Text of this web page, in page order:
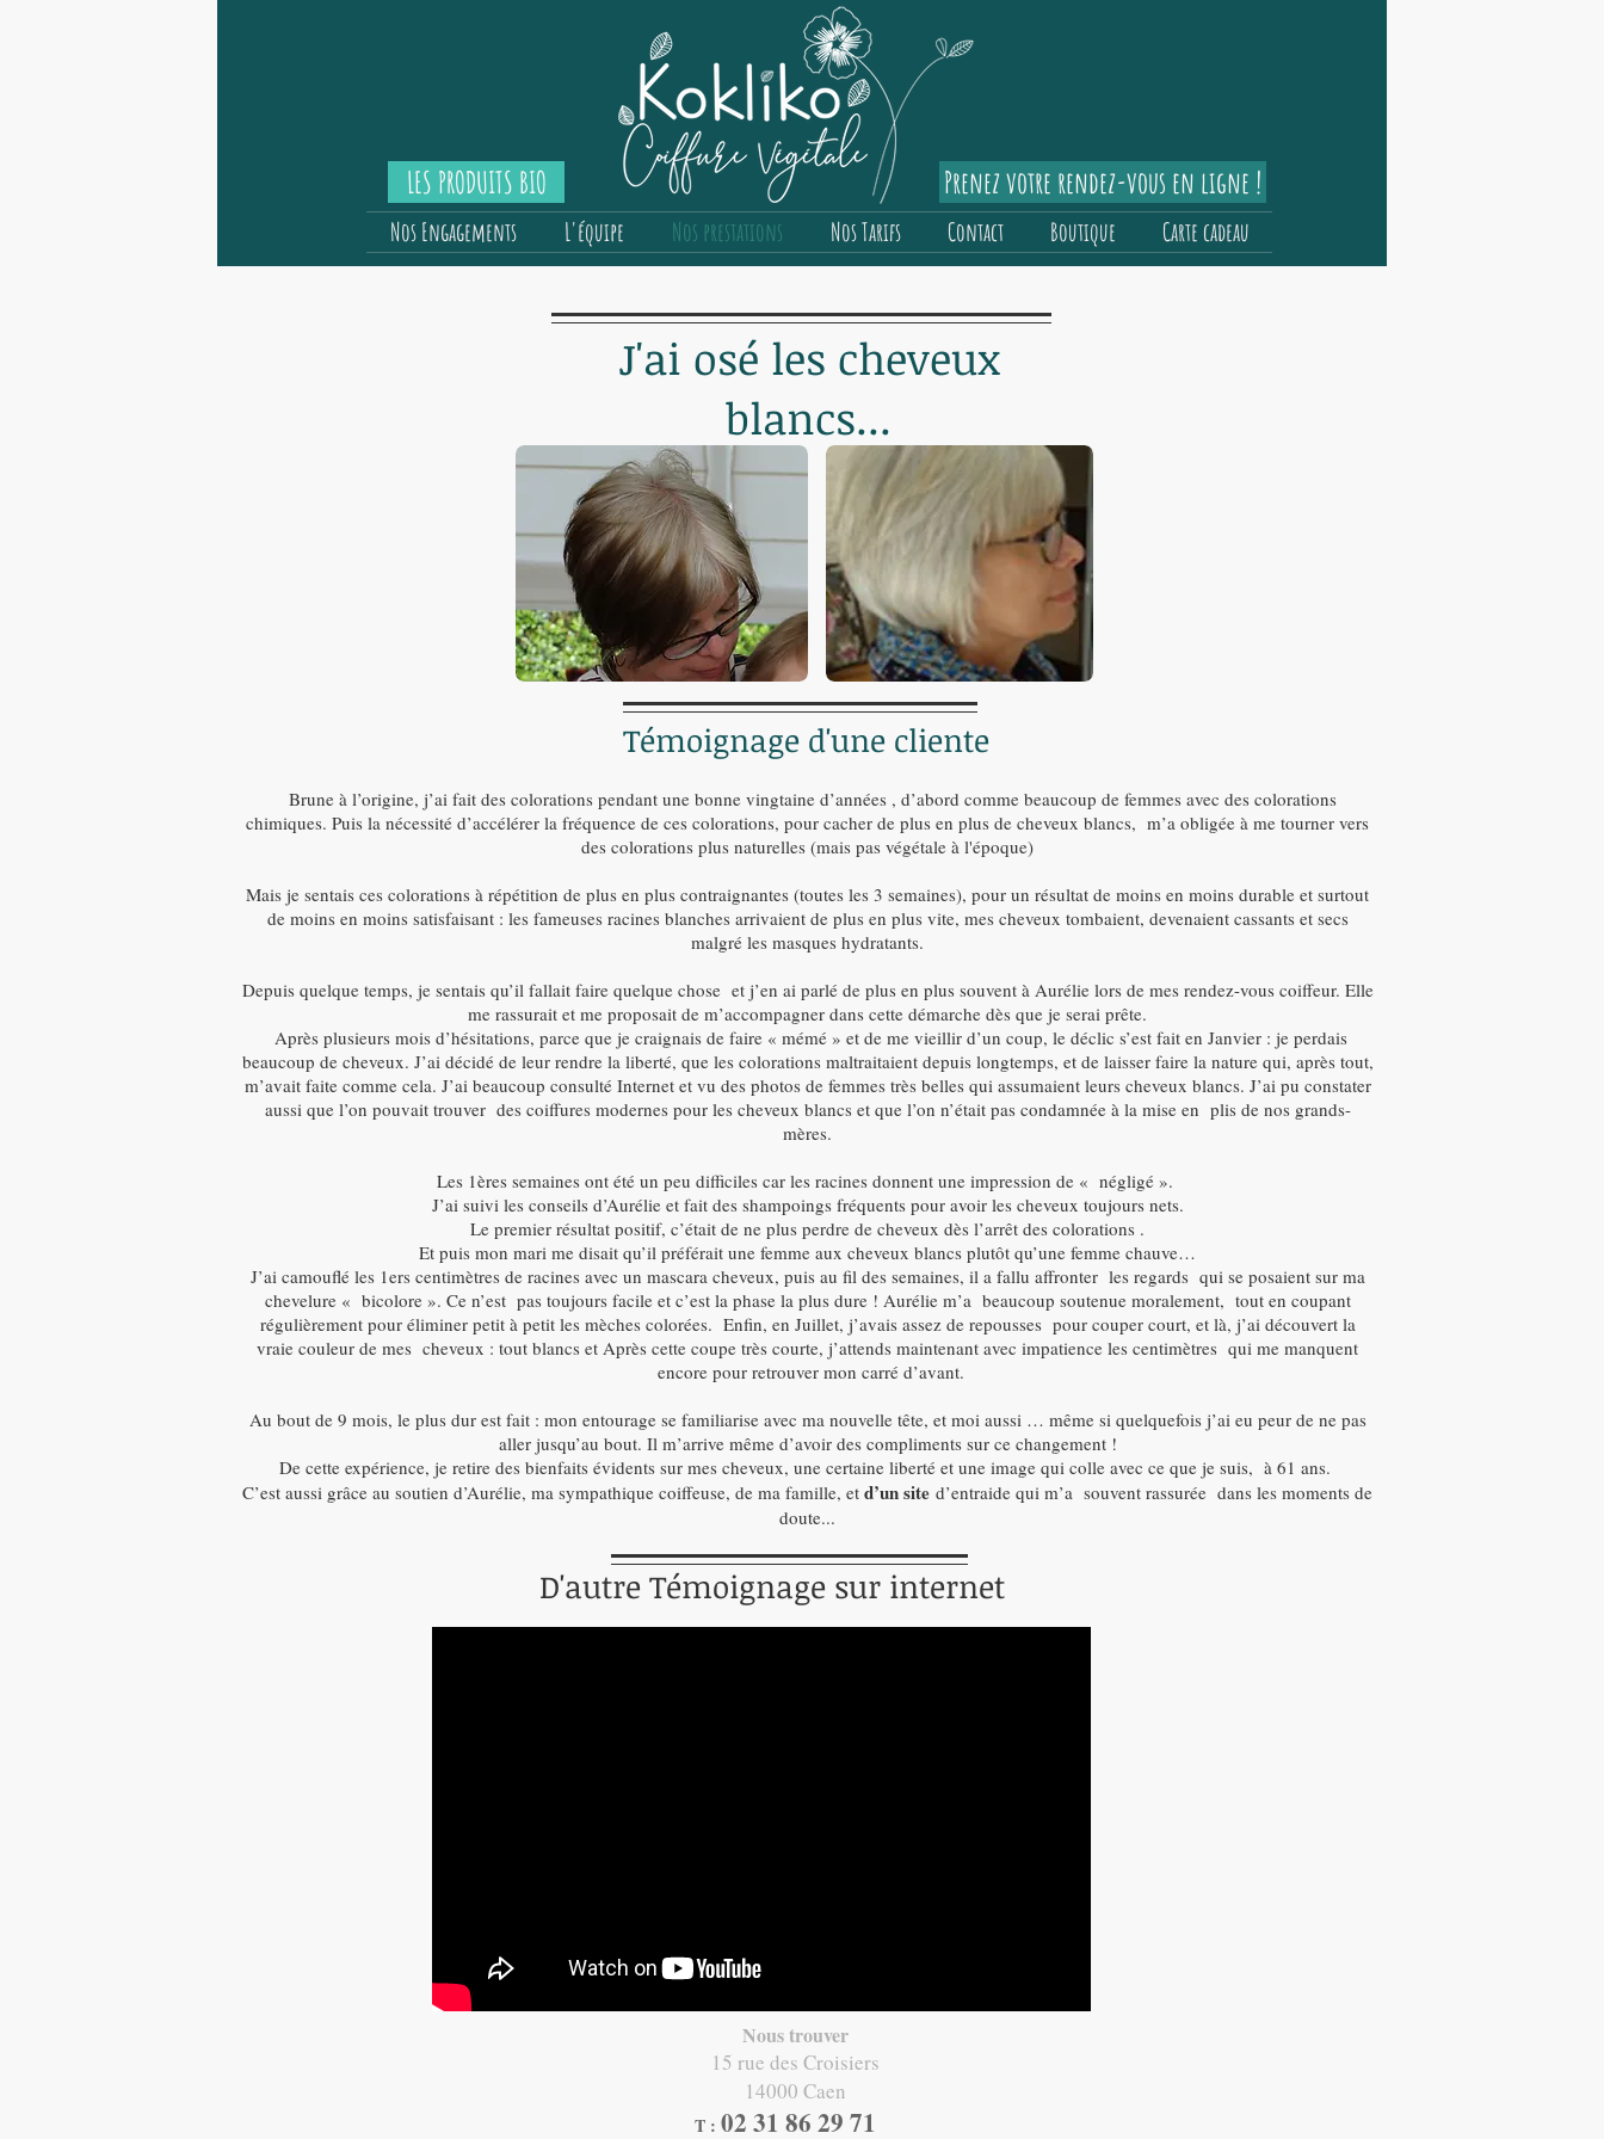
LES PRODUITS BIO Prenez votre rendez-vous en ligne !
Nos Engagements L'équipe Nos prestations Nos Tarifs Contact Boutique Carte cadeau
J'ai osé les cheveux
blancs...
Témoignage d'une cliente
Brune à l’origine, j’ai fait des colorations pendant une bonne vingtaine d’années , d’abord comme beaucoup de femmes avec des colorations
chimiques. Puis la nécessité d’accélérer la fréquence de ces colorations, pour cacher de plus en plus de cheveux blancs, m’a obligée à me tourner vers
des colorations plus naturelles (mais pas végétale à l'époque)
Mais je sentais ces colorations à répétition de plus en plus contraignantes (toutes les 3 semaines), pour un résultat de moins en moins durable et surtout
de moins en moins satisfaisant : les fameuses racines blanches arrivaient de plus en plus vite, mes cheveux tombaient, devenaient cassants et secs
malgré les masques hydratants.
Depuis quelque temps, je sentais qu’il fallait faire quelque chose et j’en ai parlé de plus en plus souvent à Aurélie lors de mes rendez-vous coiffeur. Elle
me rassurait et me proposait de m’accompagner dans cette démarche dès que je serai prête.
Après plusieurs mois d’hésitations, parce que je craignais de faire « mémé » et de me vieillir d’un coup, le déclic s’est fait en Janvier : je perdais
beaucoup de cheveux. J’ai décidé de leur rendre la liberté, que les colorations maltraitaient depuis longtemps, et de laisser faire la nature qui, après tout,
m’avait faite comme cela. J’ai beaucoup consulté Internet et vu des photos de femmes très belles qui assumaient leurs cheveux blancs. J’ai pu constater
aussi que l’on pouvait trouver des coiffures modernes pour les cheveux blancs et que l’on n’était pas condamnée à la mise en plis de nos grands-
mères.
Les 1ères semaines ont été un peu difficiles car les racines donnent une impression de « négligé ».
J’ai suivi les conseils d’Aurélie et fait des shampoings fréquents pour avoir les cheveux toujours nets.
Le premier résultat positif, c’était de ne plus perdre de cheveux dès l’arrêt des colorations .
Et puis mon mari me disait qu’il préférait une femme aux cheveux blancs plutôt qu’une femme chauve…
J’ai camouflé les 1ers centimètres de racines avec un mascara cheveux, puis au fil des semaines, il a fallu affronter les regards qui se posaient sur ma
chevelure « bicolore ». Ce n’est pas toujours facile et c’est la phase la plus dure ! Aurélie m’a beaucoup soutenue moralement, tout en coupant
régulièrement pour éliminer petit à petit les mèches colorées. Enfin, en Juillet, j’avais assez de repousses pour couper court, et là, j’ai découvert la
vraie couleur de mes cheveux : tout blancs et Après cette coupe très courte, j’attends maintenant avec impatience les centimètres qui me manquent
encore pour retrouver mon carré d’avant.
Au bout de 9 mois, le plus dur est fait : mon entourage se familiarise avec ma nouvelle tête, et moi aussi … même si quelquefois j’ai eu peur de ne pas
aller jusqu’au bout. Il m’arrive même d’avoir des compliments sur ce changement !
De cette expérience, je retire des bienfaits évidents sur mes cheveux, une certaine liberté et une image qui colle avec ce que je suis, à 61 ans.
C’est aussi grâce au soutien d’Aurélie, ma sympathique coiffeuse, de ma famille, et d’un site d’entraide qui m’a souvent rassurée dans les moments de
doute...
D'autre Témoignage sur internet
Nous trouver
15 rue des Croisiers
14000 Caen
T : 02 31 86 29 71​